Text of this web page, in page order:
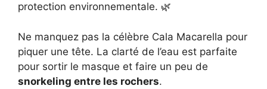
protection environnementale. 🌿
Ne manquez pas la célèbre Cala Macarella pour
piquer une tête. La clarté de l’eau est parfaite
pour sortir le masque et faire un peu de
snorkeling entre les rochers.